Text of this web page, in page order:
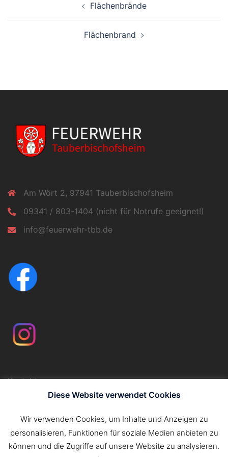
Flächenbrände
Flächenbrand
Am Wört 2, 97941 Tauberbischofsheim
09341 / 803-1404 (nicht für Notrufe geeignet!)
info@feuerwehr-tbb.de
Kontakt
Impressum
Suchen
Diese Website verwendet Cookies
Wir verwenden Cookies, um Inhalte und Anzeigen zu
personalisieren, Funktionen für soziale Medien anbieten zu
können und die Zugriffe auf unsere Website zu analysieren.